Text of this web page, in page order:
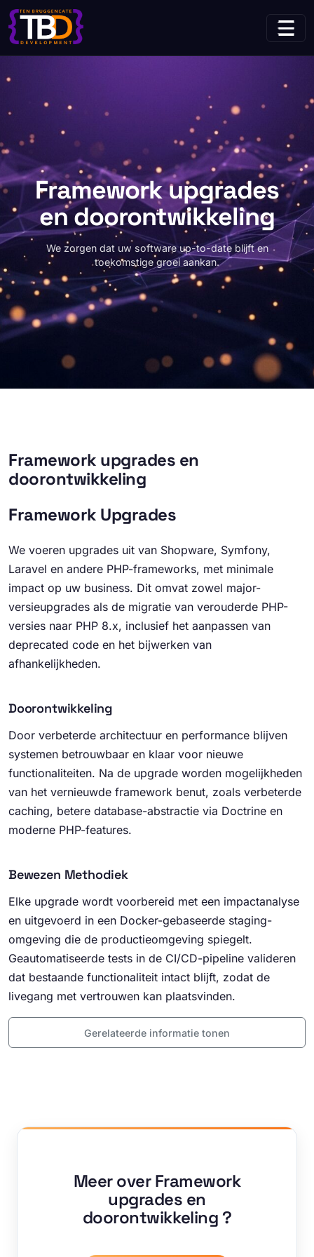
Home
Use Cases
Framework upgrades en doorontwikkeling
(huidige pagina)
Framework upgrades
en doorontwikkeling
We zorgen dat uw software up-to-date blijft en
toekomstige groei aankan.
Framework upgrades en
doorontwikkeling
Framework Upgrades
We voeren upgrades uit van Shopware, Symfony,
Laravel en andere PHP-frameworks, met minimale
impact op uw business. Dit omvat zowel major-
versieupgrades als de migratie van verouderde PHP-
versies naar PHP 8.x, inclusief het aanpassen van
deprecated code en het bijwerken van
afhankelijkheden.
Doorontwikkeling
Door verbeterde architectuur en performance blijven
systemen betrouwbaar en klaar voor nieuwe
functionaliteiten. Na de upgrade worden mogelijkheden
van het vernieuwde framework benut, zoals verbeterde
caching, betere database-abstractie via Doctrine en
moderne PHP-features.
Bewezen Methodiek
Elke upgrade wordt voorbereid met een impactanalyse
en uitgevoerd in een Docker-gebaseerde staging-
omgeving die de productieomgeving spiegelt.
Geautomatiseerde tests in de CI/CD-pipeline valideren
dat bestaande functionaliteit intact blijft, zodat de
livegang met vertrouwen kan plaatsvinden.
Gerelateerde informatie tonen
Meer over Framework
upgrades en
doorontwikkeling ?